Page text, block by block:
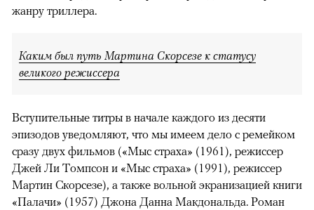
Человек и закон
Спилбергом«Мыс страха» получил спорную критику,
но стал очередным примером возрождения интереса к
Каким был путь Мартина Скорсезе к статусу
великого режиссера
Вступительные титры в начале каждого из десяти